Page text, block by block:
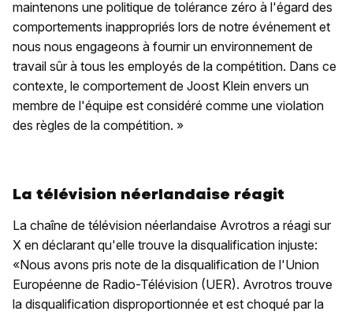
maintenons une politique de tolérance zéro à l'égard des
comportements inappropriés lors de notre événement et
nous nous engageons à fournir un environnement de
travail sûr à tous les employés de la compétition. Dans ce
contexte, le comportement de Joost Klein envers un
membre de l'équipe est considéré comme une violation
des règles de la compétition. »
La télévision néerlandaise réagit
La chaîne de télévision néerlandaise Avrotros a réagi sur
X en déclarant qu'elle trouve la disqualification injuste:
«Nous avons pris note de la disqualification de l'Union
Européenne de Radio-Télévision (UER). Avrotros trouve
la disqualification disproportionnée et est choqué par la